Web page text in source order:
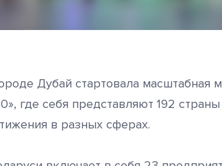
Дубай стартовала масштабная
где себя представляют 192
в разных сферах.